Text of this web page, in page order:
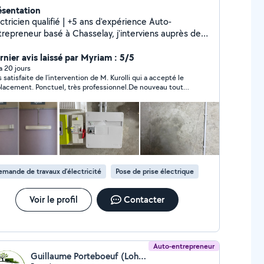
qualifié | +5 ans d'expérience Auto-
basé à Chasselay, j'interviens auprès des
prestations : Dépannage électrique
complète Installation
en neuf Mise aux normes NFC 15-100
électriques et protections Éclairages
et extérieurs Prises, interrupteurs, VMC
de panne Installation de prises renforcées
et accompagnement Consuel
propre et soigné Devis gratuit Respect des
et intervention rapide sur Chasselay,
sur-Saône, Dardilly, Limonest et Lyon
avis laissé par Myriam : 5/5
20 jours
satisfaite de l'intervention de M. Kurolli qui a accepté le
Ponctuel, très professionnel.De nouveau tout
.
de travaux d’électricité Pose de prise électrique
Voir le profil Contacter
Auto-entrepreneur
Guillaume Porteboeuf (Lohmgarden)